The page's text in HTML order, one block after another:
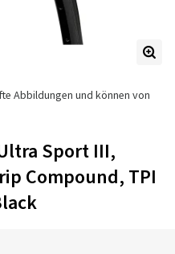
Abbildungen und können von
Sport III,
Compound, TPI